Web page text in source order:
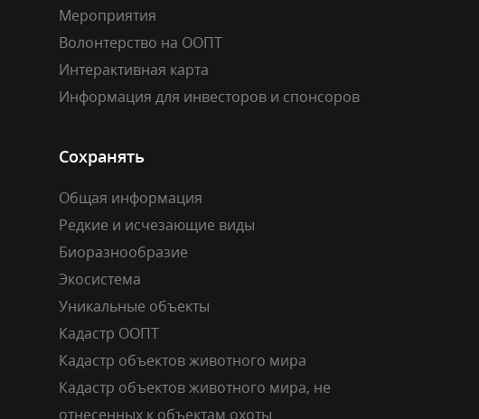
Мероприятия
Волонтерство на ООПТ
Интерактивная карта
Информация для инвесторов и спонсоров
Сохранять
Общая информация
Редкие и исчезающие виды
Биоразнообразие
Экосистема
Уникальные объекты
Кадастр ООПТ
Кадастр объектов животного мира
Кадастр объектов животного мира, не
отнесенных к объектам охоты